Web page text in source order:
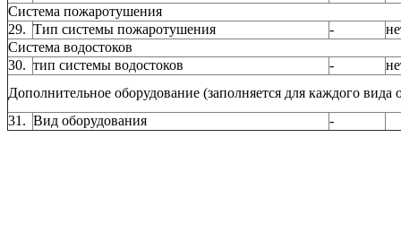
Система пожаротушения
29. Тип системы пожаротушения -
Система водостоков
30. тип системы водостоков -
Дополнительное оборудование (заполняется для каждого вида
31. Вид оборудования -